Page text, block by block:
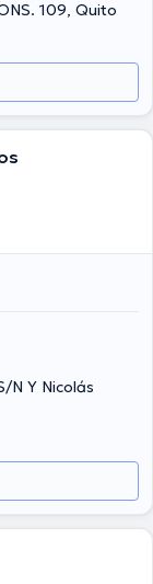
109, Quito
N Y Nicolás